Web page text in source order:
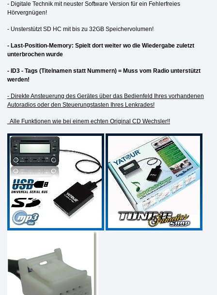
- Digitale Technik mit neuster Software Version für ein Fehlerfreies
Hörvergnügen!
- Unsterstützt SD HC mit bis zu 32GB Speichervolumen!
- Last-Position-Memory: Spielt dort weiter wo die Wiedergabe zuletzt
unterbrochen wurde
- ID3 - Tags (Titelnamen statt Nummern) = Muss vom Radio unterstützt
werden!
- Direkte Ansteuerung des Gerätes über das Bedienfeld Ihres vorhandenen
Autoradios oder den Steuerungstasten Ihres Lenkrades!
Alle Funktionen wie bei einem echten Original CD Wechsler!!